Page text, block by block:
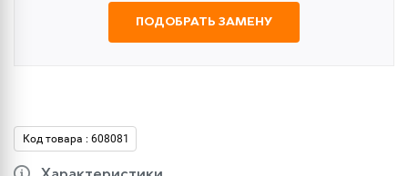
ПОДОБРАТЬ ЗАМЕНУ
Код товара : 608081